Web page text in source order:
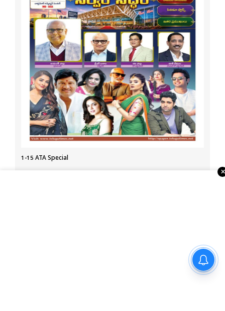
1-15 ATA Special
it also organizes events and Business Excellence Awards,
making it a leading Telugu media house in the USA.